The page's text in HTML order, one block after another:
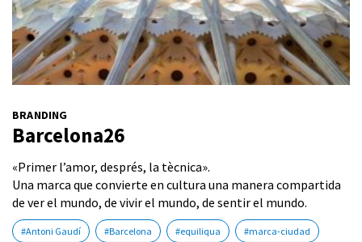
BRANDING
Barcelona26
«Primer l’amor, després, la tècnica».
Una marca que convierte en cultura una manera compartida
de ver el mundo, de vivir el mundo, de sentir el mundo.
#Antoni Gaudí #Barcelona #equiliqua #marca-ciudad